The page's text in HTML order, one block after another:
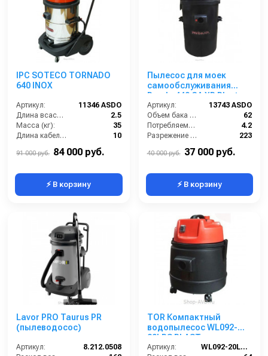
IPC SOTECO TORNADO
640 INOX
Артикул:
11346 ASDO
Длина всасывающего шланга (м):
2.5
Масса (кг):
35
Длина кабеля (м):
10
91 000 руб. 84 000 руб.
⚡ В корзину
Пылесос для моек
самообслуживания
Panda 440 GA XP Plast
CARWASH
Артикул:
13743 ASDO
Объем бака (л):
62
Потребляемая мощность (кВт):
4.2
Разрежение / сила всасывания (мбар):
223
40 000 руб. 37 000 руб.
⚡ В корзину
Lavor PRO Taurus PR
(пылеводосос)
Артикул:
8.212.0508
TOR Компактный
водопылесос WL092-
20LPS PLAST
Артикул:
WL092-20LPS PLAST